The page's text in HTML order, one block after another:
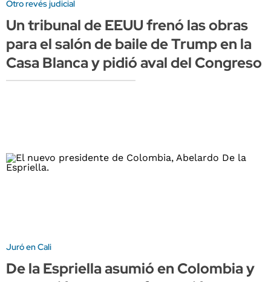
Otro revés judicial
Un tribunal de EEUU frenó las obras
para el salón de baile de Trump en la
Casa Blanca y pidió aval del Congreso
Juró en Cali
De la Espriella asumió en Colombia y